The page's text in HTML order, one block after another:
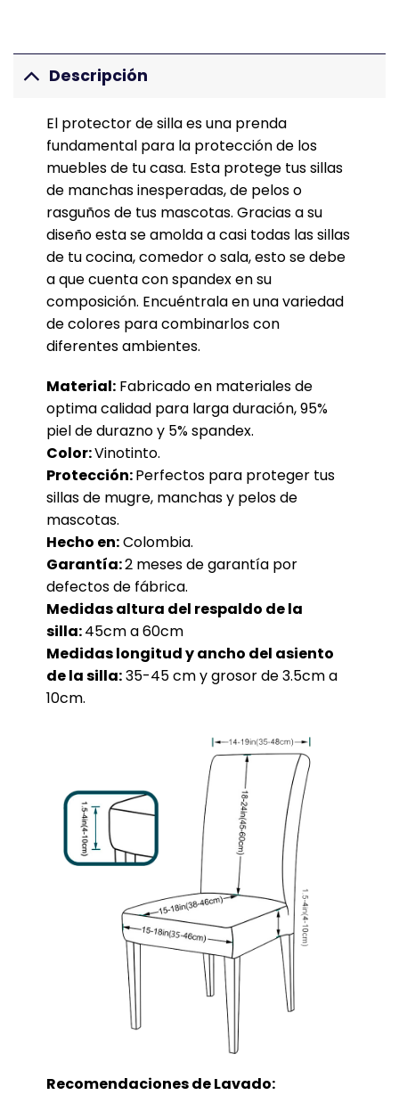
Descripción
El protector de silla es una prenda
fundamental para la protección de los
muebles de tu casa. Esta protege tus sillas
de manchas inesperadas, de pelos o
rasguños de tus mascotas. Gracias a su
diseño esta se amolda a casi todas las sillas
de tu cocina, comedor o sala, esto se debe
a que cuenta con spandex en su
composición. Encuéntrala en una variedad
de colores para combinarlos con
diferentes ambientes.
Material:Fabricado en materiales de
optima calidad para larga duración, 95%
piel de durazno y 5% spandex.
Color:Vinotinto.
Protección:Perfectos para proteger tus
sillas de mugre, manchas y pelos de
mascotas.
Hecho en:Colombia.
Garantía:2 meses de garantía por
defectos de fábrica.
Medidas altura del respaldo de la
silla:45cm a 60cm
Medidas longitud y ancho del asiento
de la silla:35-45 cm y grosor de 3.5cm a
10cm.
Recomendaciones de Lavado: